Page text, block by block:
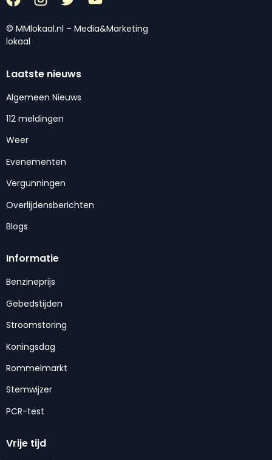
© MMlokaal.nl – Media&Marketing
lokaal
Laatste nieuws
Algemeen Nieuws
112 meldingen
Weer
Evenementen
Vergunningen
Overlijdensberichten
Blogs
Informatie
Benzineprijs
Gebedstijden
Stroomstoring
Koningsdag
Rommelmarkt
Stemwijzer
PCR-test
Vrije tijd